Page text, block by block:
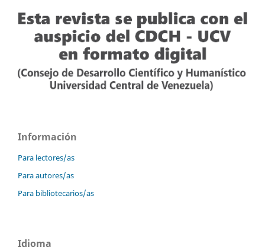
Información
Para lectores/as
Para autores/as
Para bibliotecarios/as
Idioma